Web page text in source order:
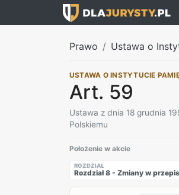
Prawo Ustawa o
USTAWA O INSTYTUCIE
Art. 59
Ustawa z dnia 18 grudnia
Polskiemu
Położenie w akcie
ROZDZIAŁ